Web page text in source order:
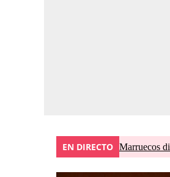
EN DIRECTO Marruecos